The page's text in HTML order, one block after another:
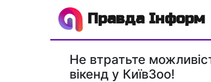
Правда Інформ
Не втратьте
вікенд у КиївЗоо!